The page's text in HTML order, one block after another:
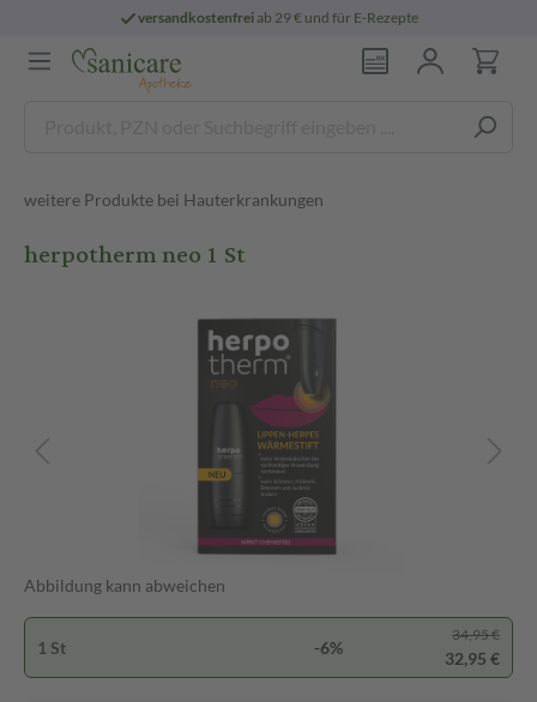
versandkostenfreiab 29 € und für E-Rezepte
weitere Produkte bei Hauterkrankungen
herpotherm neo 1 St
Abbildung kann abweichen
1 St -6%
34,95 €
32,95 €